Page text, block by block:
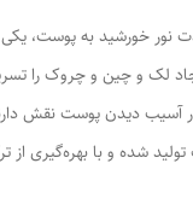
لک و چین و چروک را
دیدن پوست نقش
شده و با بهره‌گیری